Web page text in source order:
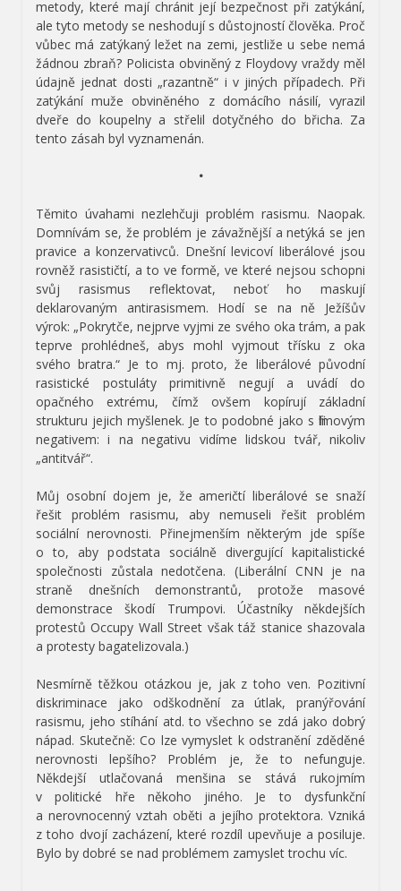
metody, které mají chránit její bezpečnost při zatýkání,
ale tyto metody se neshodují s důstojností člověka. Proč
vůbec má zatýkaný ležet na zemi, jestliže u sebe nemá
žádnou zbraň? Policista obviněný z Floydovy vraždy měl
údajně jednat dosti „razantně“ i v jiných případech. Při
zatýkání muže obviněného z domácího násilí, vyrazil
dveře do koupelny a střelil dotyčného do břicha. Za
tento zásah byl vyznamenán.
•
Těmito úvahami nezlehčuji problém rasismu. Naopak.
Domnívám se, že problém je závažnější a netýká se jen
pravice a konzervativců. Dnešní levicoví liberálové jsou
rovněž rasističtí, a to ve formě, ve které nejsou schopni
svůj rasismus reflektovat, neboť ho maskují
deklarovaným antirasismem. Hodí se na ně Ježíšův
výrok: „Pokrytče, nejprve vyjmi ze svého oka trám, a pak
teprve prohlédneš, abys mohl vyjmout třísku z oka
svého bratra.“ Je to mj. proto, že liberálové původní
rasistické postuláty primitivně negují a uvádí do
opačného extrému, čímž ovšem kopírují základní
strukturu jejich myšlenek. Je to podobné jako s filmovým
negativem: i na negativu vidíme lidskou tvář, nikoliv
„antitvář“.
Můj osobní dojem je, že američtí liberálové se snaží
řešit problém rasismu, aby nemuseli řešit problém
sociální nerovnosti. Přinejmenším některým jde spíše
o to, aby podstata sociálně divergující kapitalistické
společnosti zůstala nedotčena. (Liberální CNN je na
straně dnešních demonstrantů, protože masové
demonstrace škodí Trumpovi. Účastníky někdejších
protestů Occupy Wall Street však táž stanice shazovala
a protesty bagatelizovala.)
Nesmírně těžkou otázkou je, jak z toho ven. Pozitivní
diskriminace jako odškodnění za útlak, pranýřování
rasismu, jeho stíhání atd. to všechno se zdá jako dobrý
nápad. Skutečně: Co lze vymyslet k odstranění zděděné
nerovnosti lepšího? Problém je, že to nefunguje.
Někdejší utlačovaná menšina se stává rukojmím
v politické hře někoho jiného. Je to dysfunkční
a nerovnocenný vztah oběti a jejího protektora. Vzniká
z toho dvojí zacházení, které rozdíl upevňuje a posiluje.
Bylo by dobré se nad problémem zamyslet trochu víc.